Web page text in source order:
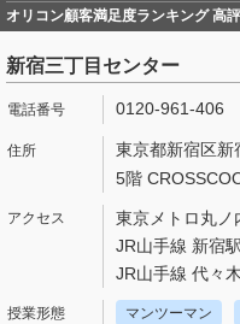
オリコン顧客満足度ランキング 高
新宿三丁目センター
0120-961-406
東京都新宿区新
5階
東京メトロ丸ノ
JR山手線 新宿
JR山手線 代々
マンツーマン